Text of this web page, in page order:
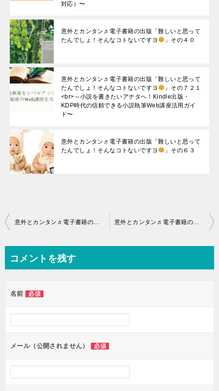
対応）〜
意外とカンタン♬電子書籍の出版「難しいと思って
たんでしょ！そんなコトないですヨ
」その４０
意外とカンタン♬電子書籍の出版「難しいと思って
たんでしょ！そんなコトないですヨ
」その７２１
<br>～小説を書きたいアナタへ！Kindle出版・
KDP時代の信頼できる小説執筆Web講座活用ガイ
ド〜
意外とカンタン♬電子書籍の出版「難しいと思って
たんでしょ！そんなコトないですヨ
」その６３
投
ビ
ー
シ
ン
意外とカンタン♬電子書籍の出版「難しいと思ってたんでしょ！そんなコトないですヨ 意外とカンタン♬電子書籍の出版「難しいと思ってたんでしょ！そんなコトないですヨ
コメントを残す
名前 必須
メール（公開されません） 必須